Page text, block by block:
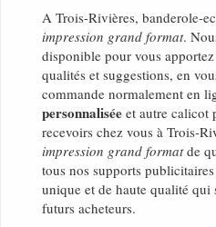
A Trois-Rivières, banderole-
impression grand format.
disponible pour vous
qualités et suggestions, en
commande normalement en
personnalisée et autre calicot
recevoirs chez vous à Trois-
impression grand formatde
tous nos supports
unique et de haute qualité qui
futurs acheteurs.